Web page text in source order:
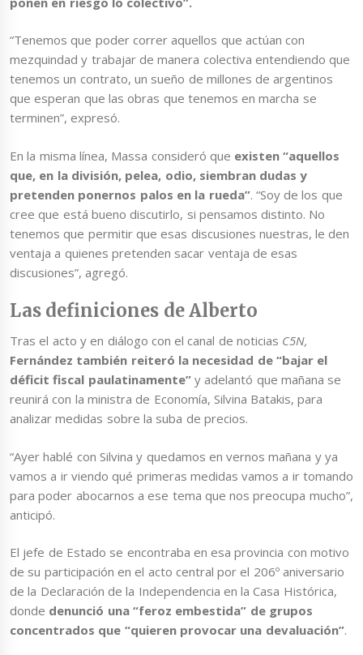
“Tenemos que poder correr aquellos que actúan con
mezquindad y trabajar de manera colectiva entendiendo que
tenemos un contrato, un sueño de millones de argentinos
que esperan que las obras que tenemos en marcha se
terminen”, expresó.
En la misma línea, Massa consideró que existen “aquellos
que, en la división, pelea, odio, siembran dudas y
pretenden ponernos palos en la rueda”. “Soy de los que
cree que está bueno discutirlo, si pensamos distinto. No
tenemos que permitir que esas discusiones nuestras, le den
ventaja a quienes pretenden sacar ventaja de esas
discusiones”, agregó.
Las definiciones de Alberto
Tras el acto y en diálogo con el canal de noticias C5N,
Fernández también reiteró la necesidad de “bajar el
déficit fiscal paulatinamente”y adelantó que mañana se
reunirá con la ministra de Economía, Silvina Batakis, para
analizar medidas sobre la suba de precios.
“Ayer hablé con Silvina y quedamos en vernos mañana y ya
vamos a ir viendo qué primeras medidas vamos a ir tomando
para poder abocarnos a ese tema que nos preocupa mucho”,
anticipó.
El jefe de Estado se encontraba en esa provincia con motivo
de su participación en el acto central por el 206º aniversario
de la Declaración de la Independencia en la Casa Histórica,
donde denunció una “feroz embestida” de grupos
concentrados que “quieren provocar una devaluación”.